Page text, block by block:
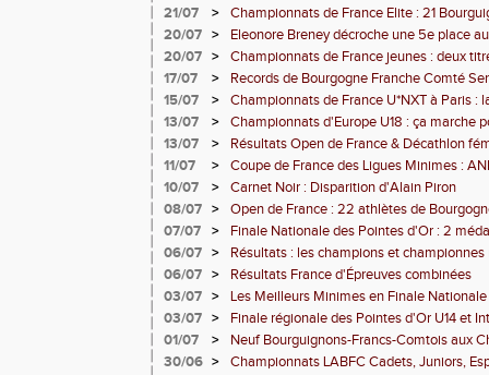
21/07 >
Championnats de France Elite : 21
l'assaut d'Albi
20/07 >
Eleonore Breney décroche une 5e place
U18
20/07 >
Championnats de France jeunes : deux
médailles pour la BFC
17/07 >
Records de Bourgogne Franche Comté
15/07
>
Championnats de France U*NXT à Paris :
Comté en force
13/07 >
Championnats d'Europe U18 : ça marche
13/07
>
Résultats Open de France & Décathlon
Francs-Comtois sur le podium
11/07 >
Coupe de France des Ligues Minimes :
10/07
>
Carnet Noir : Disparition d'Alain Piron
08/07 >
Open de France : 22 athlètes de
engagés
07/07 >
Finale Nationale des Pointes d'Or : 2
DUC
06/07 >
Résultats : les champions et
06/07 >
Résultats France d'Épreuves combinées
03/07 >
Les Meilleurs Minimes en Finale
03/07 >
Finale régionale des Pointes d'Or U14 et
01/07
>
Neuf Bourguignons-Francs-Comtois aux
d'épreuves combinées
30/06 >
Championnats LABFC Cadets, Juniors,